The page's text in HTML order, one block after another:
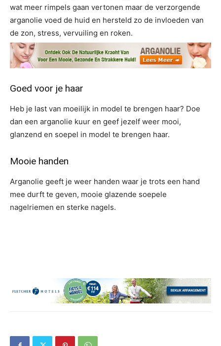
wat meer rimpels gaan vertonen maar de verzorgende
arganolie voed de huid en hersteld zo de invloeden van
de zon, stress, vervuiling en roken.
Goed voor je haar
Heb je last van moeilijk in model te brengen haar? Doe
dan een arganolie kuur en geef jezelf weer mooi,
glanzend en soepel in model te brengen haar.
Mooie handen
Arganolie geeft je weer handen waar je trots een hand
mee durft te geven, mooie glazende soepele
nagelriemen en sterke nagels.